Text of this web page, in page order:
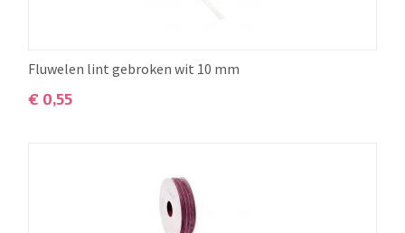
Fluwelen lint gebroken wit 10 mm
€ 0,55